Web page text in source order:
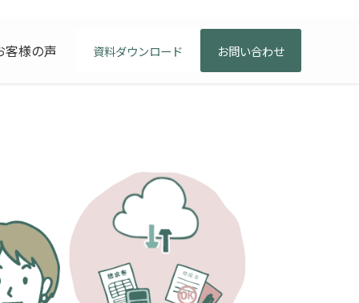
客様の声 資料ダウンロード お問い合わせ